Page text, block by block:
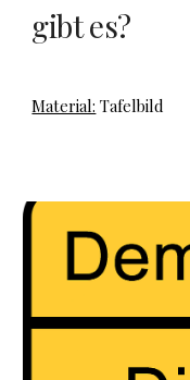
gibt es?
Material: Tafelbild